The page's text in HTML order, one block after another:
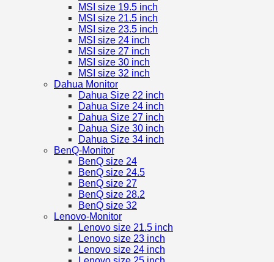
MSI size 19.5 inch
MSI size 21.5 inch
MSI size 23.5 inch
MSI size 24 inch
MSI size 27 inch
MSI size 30 inch
MSI size 32 inch
Dahua Monitor
Dahua Size 22 inch
Dahua Size 24 inch
Dahua Size 27 inch
Dahua Size 30 inch
Dahua Size 34 inch
BenQ-Monitor
BenQ size 24
BenQ size 24.5
BenQ size 27
BenQ size 28.2
BenQ size 32
Lenovo-Monitor
Lenovo size 21.5 inch
Lenovo size 23 inch
Lenovo size 24 inch